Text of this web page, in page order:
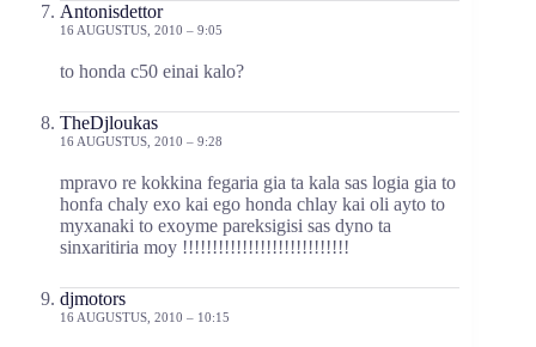
Antonisdettor
16 AUGUSTUS, 2010 – 9:05
to honda c50 einai kalo?
TheDjloukas
16 AUGUSTUS, 2010 – 9:28
mpravo re kokkina fegaria gia ta kala sas logia gia to
honfa chaly exo kai ego honda chlay kai oli ayto to
myxanaki to exoyme pareksigisi sas dyno ta
sinxaritiria moy !!!!!!!!!!!!!!!!!!!!!!!!!!!!
djmotors
16 AUGUSTUS, 2010 – 10:15